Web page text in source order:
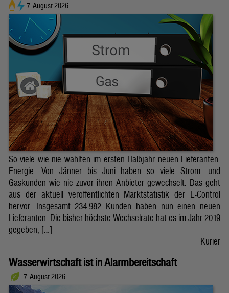
7. August 2026
So viele wie nie wählten im ersten Halbjahr neuen Lieferanten.
Energie. Von Jänner bis Juni haben so viele Strom- und
Gaskunden wie nie zuvor ihren Anbieter gewechselt. Das geht
aus der aktuell veröffentlichten Marktstatistik der E-Control
hervor. Insgesamt 234.982 Kunden haben nun einen neuen
Lieferanten. Die bisher höchste Wechselrate hat es im Jahr 2019
gegeben, […]
Kurier
Wasserwirtschaft ist in Alarmbereitschaft
7. August 2026